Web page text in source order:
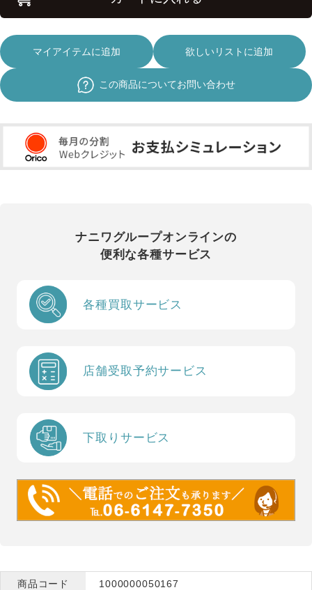
マイアイテムに追加 欲しいリストに追加
この商品についてお問い合わせ
ナニワグループオンラインの
便利な各種サービス
各種買取サービス
店舗受取予約サービス
下取りサービス
商品コード 1000000050167